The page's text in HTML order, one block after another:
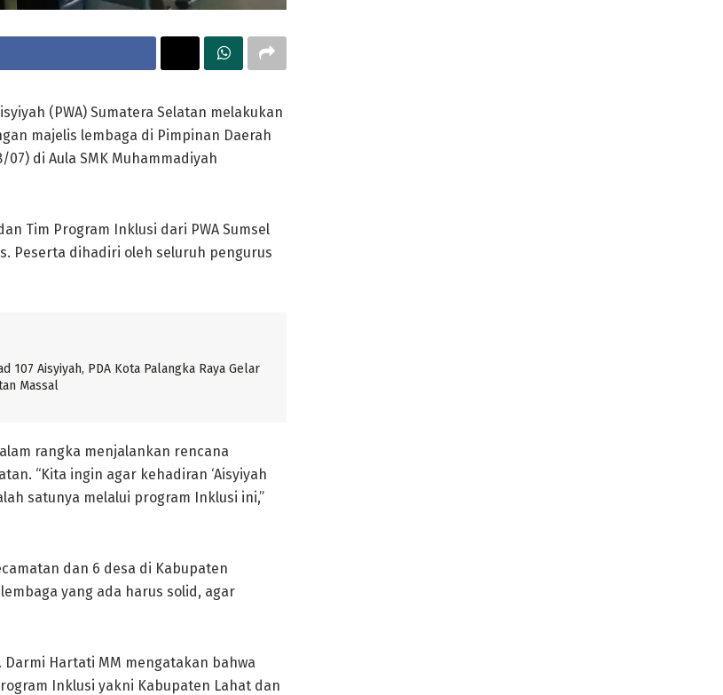
(PWA) Sumatera Selatan melakukan
majelis lembaga di Pimpinan Daerah
di Aula SMK Muhammadiyah
Tim Program Inklusi dari PWA Sumsel
Peserta dihadiri oleh seluruh pengurus
107 Aisyiyah, PDA Kota Palangka Raya Gelar
Massal
rangka menjalankan rencana
“Kita ingin agar kehadiran ‘Aisyiyah
satunya melalui program Inklusi ini,”
dan 6 desa di Kabupaten
yang ada harus solid, agar
Darmi Hartati MM mengatakan bahwa
Inklusi yakni Kabupaten Lahat dan